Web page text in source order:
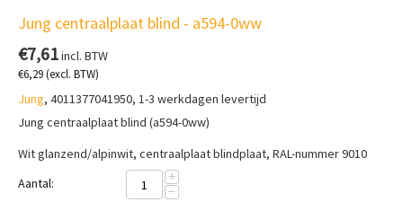
Jung centraalplaat blind - a594-0ww
€7,61incl. BTW
€6,29(excl. BTW)
Jung, 4011377041950, 1-3 werkdagen levertijd
Jung centraalplaat blind (a594-0ww)
Wit glanzend/alpinwit, centraalplaat blindplaat, RAL-nummer 9010
Aantal:
+
−